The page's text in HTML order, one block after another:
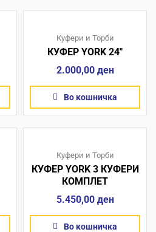
Куфери и Торби
КУФЕР YORK 24″
2.000,00 ден
Во кошничка
Куфери и Торби
КУФЕР YORK 3 КУФЕРИ
КОМПЛЕТ
5.450,00 ден
Во кошничка